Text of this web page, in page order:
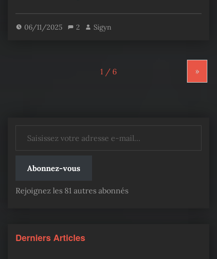
06/11/2025 2 Sigyn
»
Abonnez-vous
Rejoignez les 81 autres abonnés
Derniers Articles